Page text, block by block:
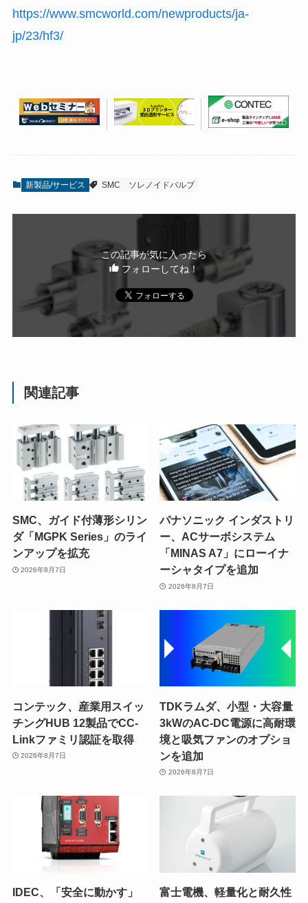
https://www.smcworld.com/newproducts/ja-
jp/23/hf3/
新製品/サービス SMC ソレノイドバルブ
この記事が気に入ったら
フォローしてね！
関連記事
SMC、ガイド付薄形シリン
ダ「MGPK Series」のライ
ンアップを拡充
2026年8月7日
パナソニック インダストリ
ー、ACサーボシステム
「MINAS A7」にローイナ
ーシャタイプを追加
2026年8月7日
コンテック、産業用スイッ
チングHUB 12製品でCC-
Linkファミリ認証を取得
2026年8月7日
TDKラムダ、小型・大容量
3kWのAC-DC電源に高耐環
境と吸気ファンのオプショ
ンを追加
2026年8月7日
IDEC、「安全に動かす」
富士電機、軽量化と耐久性